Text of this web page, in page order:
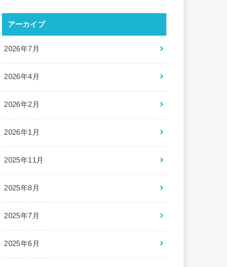
アーカイブ
2026年7月
2026年4月
2026年2月
2026年1月
2025年11月
2025年8月
2025年7月
2025年6月